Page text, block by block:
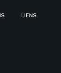
LIENS